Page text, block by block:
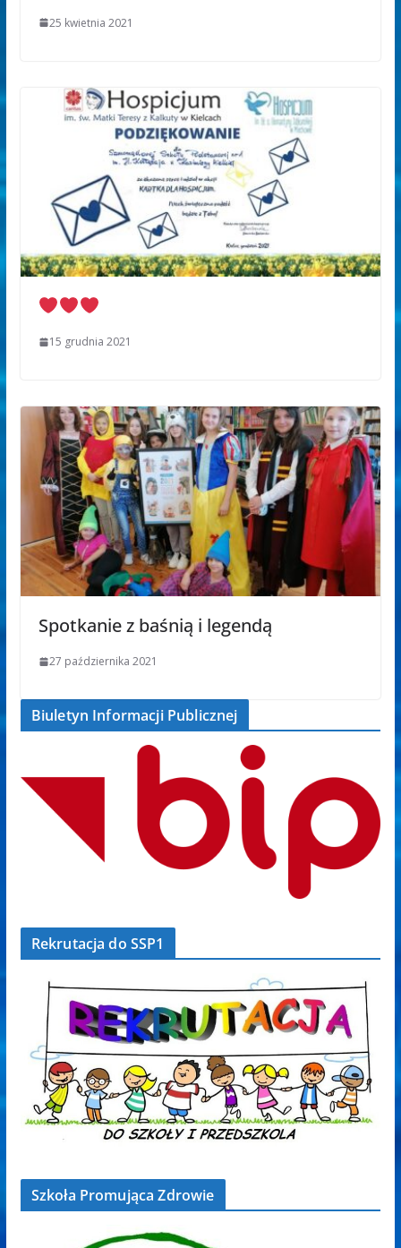
25 kwietnia 2021
15 grudnia 2021
Spotkanie z baśnią i legendą
27 października 2021
Biuletyn Informacji Publicznej
Rekrutacja do SSP1
Szkoła Promująca Zdrowie